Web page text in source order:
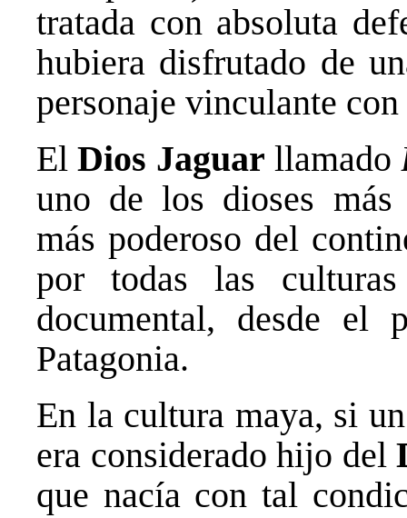
tratada con absoluta
hubiera disfrutado de
personaje vinculante
ElDios Jaguar llamado
uno de los dioses más
más poderoso del
por todas las
documental, desde
Patagonia.
En la cultura maya, si
era considerado hijo del
que nacía con tal